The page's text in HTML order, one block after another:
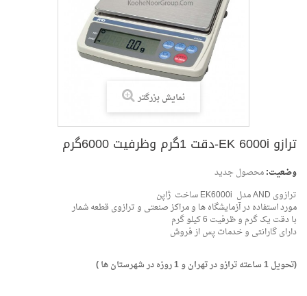
نمایش بزرگتر
وضعیت:محصول جدید
ترازوی AND مدل EK6000i ساخت ژاپن
مورد استفاده در آزمایشگاه ها و مراکز صنعتی و ترازوی قطعه شمار
با دقت یک گرم و ظرفیت 6 کیلو گرم
دارای گارانتی و خدمات پس از فروش
(تحویل 1 ساعته ترازو در تهران و 1 روزه در شهرستان ها )